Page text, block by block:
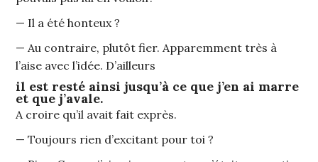
— Il a été honteux ?
— Au contraire, plutôt fier. Apparemment très à
l’aise avec l’idée. D’ailleurs
il est resté ainsi jusqu’à ce que j’en ai marre
et que j’avale.
A croire qu’il avait fait exprès.
— Toujours rien d’excitant pour toi ?